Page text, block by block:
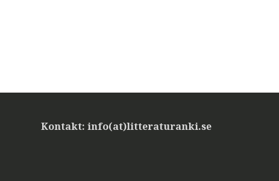
Kontakt: info(at)litteraturanki.se